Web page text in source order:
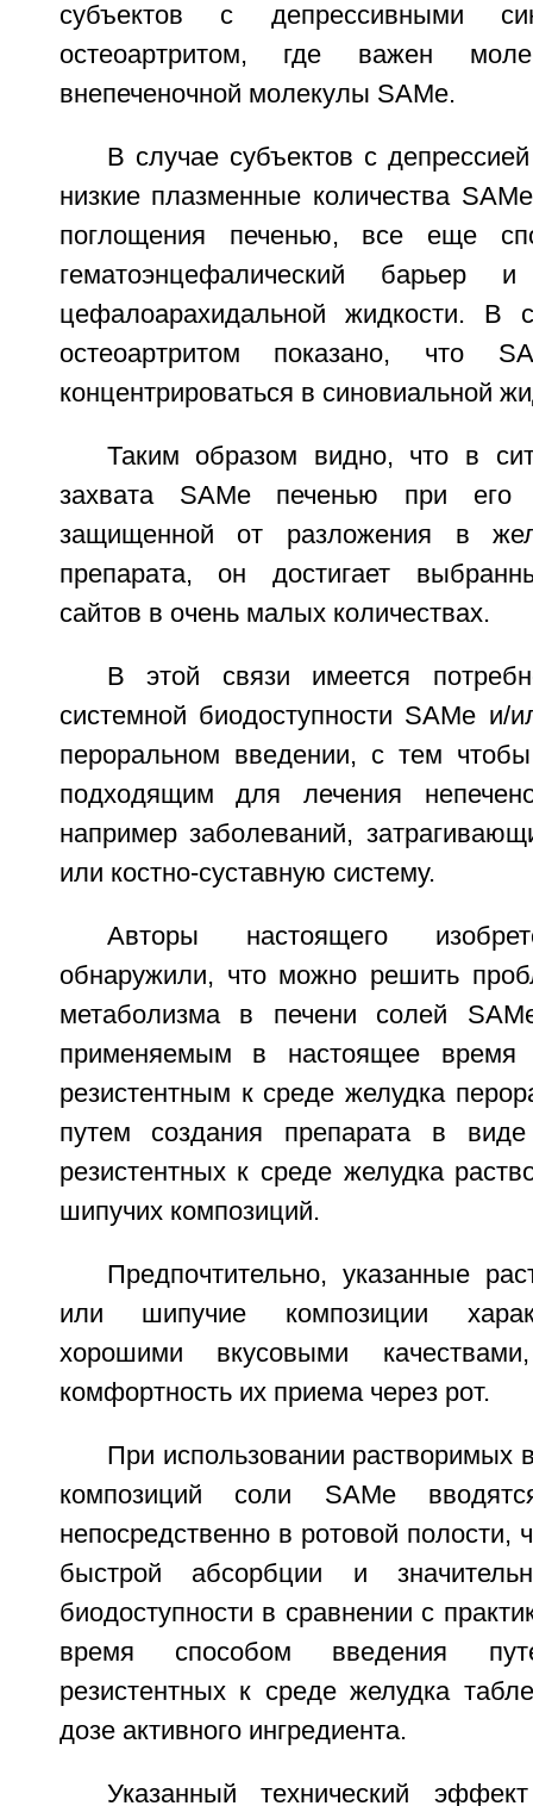
субъектов с депрессивными
остеоартритом, где важен
внепеченочной молекулы SAMe.
В случае субъектов с
низкие плазменные количества
поглощения печенью, все еще
гематоэнцефалический барьер
цефалоарахидальной жидкости. В
остеоартритом показано, что
концентрироваться в синовиальной
Таким образом видно, что в
захвата SAMe печенью при
защищенной от разложения в
препарата, он достигает
сайтов в очень малых количествах.
В этой связи имеется
системной биодоступности SAMe и/
пероральном введении, с тем
подходящим для лечения
например заболеваний,
или костно-суставную систему.
Авторы настоящего
обнаружили, что можно решить
метаболизма в печени солей
применяемым в настоящее время
резистентным к среде желудка
путем создания препарата в
резистентных к среде желудка
шипучих композиций.
Предпочтительно, указанные
или шипучие композиции
хорошими вкусовыми
комфортность их приема через рот.
При использовании растворимых
композиций соли SAMe
непосредственно в ротовой полости,
быстрой абсорбции и
биодоступности в сравнении с
время способом введения
резистентных к среде желудка
дозе активного ингредиента.
Указанный технический